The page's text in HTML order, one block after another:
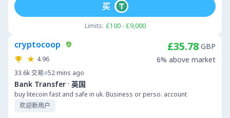
Limits: £100 - £9,000
买
cryptocoop
4.96
33.6k交易 52 mins ago
Bank Transfer · 英国
buy litecoin fast and safe in uk. Business or perso. account
欢迎新用户
£35.78 GBP
6% above market